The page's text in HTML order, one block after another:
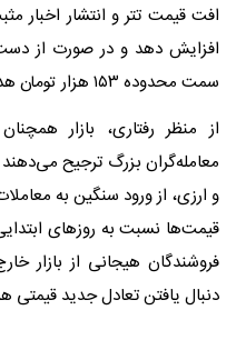
افت قیمت تتر و انتشار اخبار
افزایش دهد و در صورت از
سمت محدوده ۱۵۳ هزار تومان هدایت کند.
از منظر رفتاری، بازار
معامله‌گران بزرگ ترجیح
و ارزی، از ورود سنگین به
قیمت‌ها نسبت به روزهای
فروشندگان هیجانی از بازار
دنبال یافتن تعادل جدید قیمتی